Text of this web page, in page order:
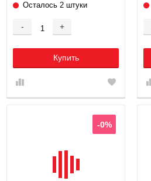
Осталось 2 штуки
- +
Купить
-0%